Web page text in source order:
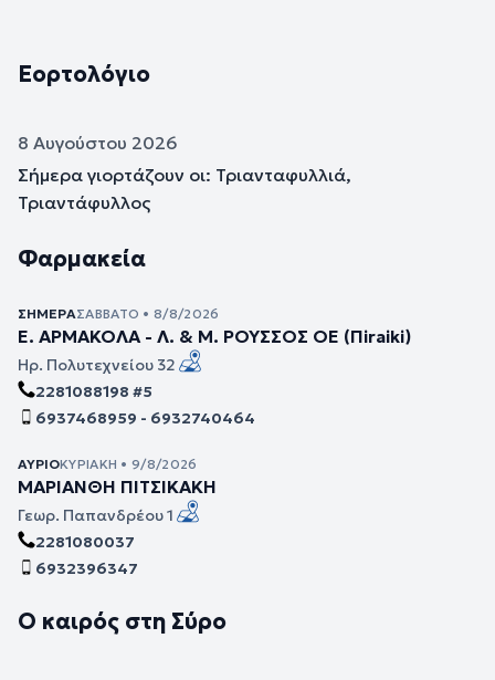
Εορτολόγιο
8 Αυγούστου 2026
Σήμερα γιορτάζουν οι: Τριανταφυλλιά,
Τριαντάφυλλος
Φαρμακεία
ΣΉΜΕΡΑΣΆΒΒΑΤΟ • 8/8/2026
Ε. ΑΡΜΑΚΟΛΑ - Λ. & Μ. ΡΟΥΣΣΟΣ ΟΕ (Πiraiki)
Ηρ. Πολυτεχνείου 32
2281088198 #5
6937468959 - 6932740464
ΑΎΡΙΟΚΥΡΙΑΚΉ • 9/8/2026
ΜΑΡΙΑΝΘΗ ΠΙΤΣΙΚΑΚΗ
Γεωρ. Παπανδρέου 1
2281080037
6932396347
Ο καιρός στη Σύρο